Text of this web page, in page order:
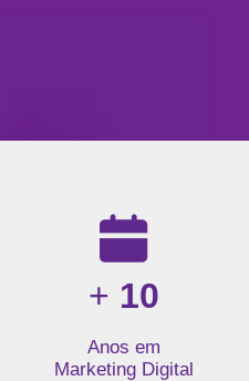
Resultados da nossa
+ 10
Anos em
Marketing Digital